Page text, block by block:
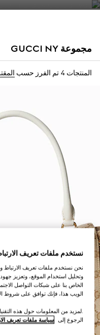
مجموعة GUCCI NY
المنتجات 4 تم الفرز حسب نسخة محدودة
نستخدم ملفات تعريف
نحن نستخدم ملفات تعريف الارتباط
وتحليل استخدام الموقع، وتعزيز
الخاص بنا على شبكات التواصل
الويب هذا، فإنك توافق على شروط
.لمزيد من المعلومات حول هذه
الرجوع إلى سياسة ملفات تعريف